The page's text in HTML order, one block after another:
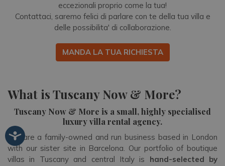
eccezionali proprio come la tua!
Contattaci, saremo felici di parlare con te della tua villa e
delle possibilita' di collaborazione.
MANDA LA TUA RICHIESTA
What is Tuscany Now & More?
Tuscany Now & More is a small, highly specialised
luxury villa rental agency.
We are a family-owned and run business based in London
with our sister site in Barcelona. Our portfolio of boutique
villas in Tuscany and central Italy is hand-selected by